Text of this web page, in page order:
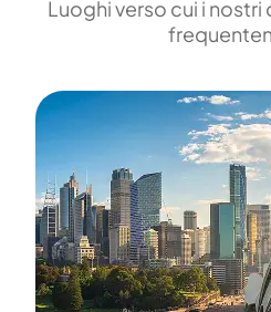
Luoghi verso cui i